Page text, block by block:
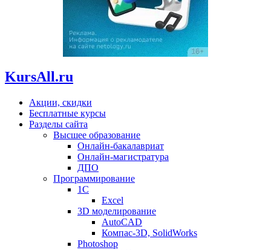
KursAll.ru
Акции, скидки
Бесплатные курсы
Разделы сайта
Высшее образование
Онлайн-бакалавриат
Онлайн-магистратура
ДПО
Программирование
1С
Excel
3D моделирование
AutoCAD
Компас-3D, SolidWorks
Photoshop